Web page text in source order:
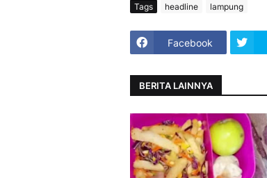
Tags headline lampung
Facebook
BERITA LAINNYA